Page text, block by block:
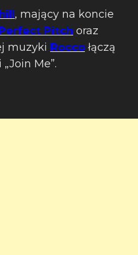
, mający na koncie
Pitch oraz
muzyki Rocco łączą
Me”.